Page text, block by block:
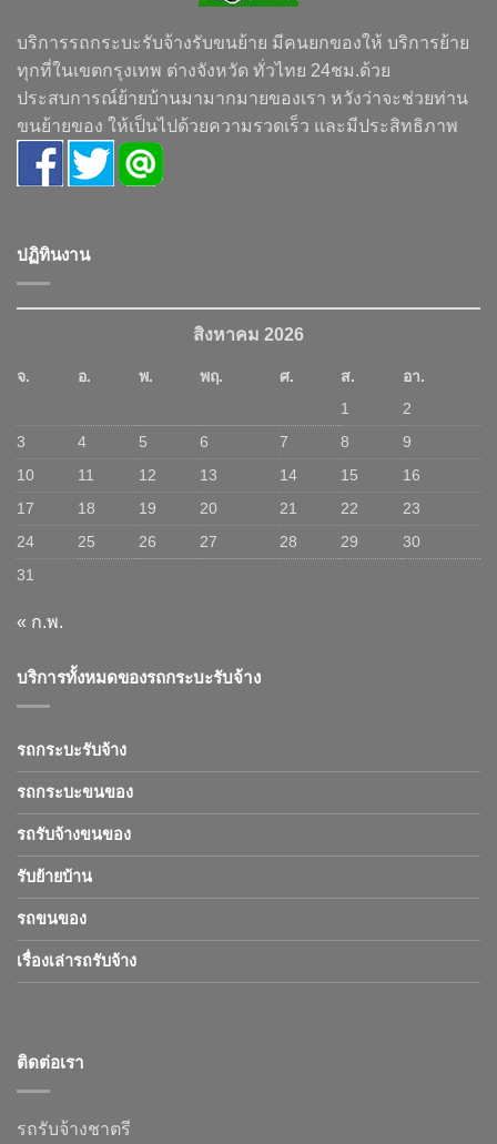
บริการรถกระบะรับจ้างรับขนย้าย มีคนยกของให้ บริการย้าย
ทุกที่ในเขตกรุงเทพ ต่างจังหวัด ทั่วไทย 24ชม.ด้วย
ประสบการณ์ย้ายบ้านมามากมายของเรา หวังว่าจะช่วยท่าน
ขนย้ายของ ให้เป็นไปด้วยความรวดเร็ว และมีประสิทธิภาพ
ปฏิทินงาน
สิงหาคม 2026
จ. อ. พ. พฤ. ศ. ส.
อา.
1
2
3
4 5 6 7 8
9
10
11 12 13 14 15
16
17
18 19 20 21 22
23
24
25 26 27 28 29
30
31
« ก.พ.
บริการทั้งหมดของรถกระบะรับจ้าง
รถกระบะรับจ้าง
รถกระบะขนของ
รถรับจ้างขนของ
รับย้ายบ้าน
รถขนของ
เรื่องเล่ารถรับจ้าง
ติดต่อเรา
รถรับจ้างชาตรี